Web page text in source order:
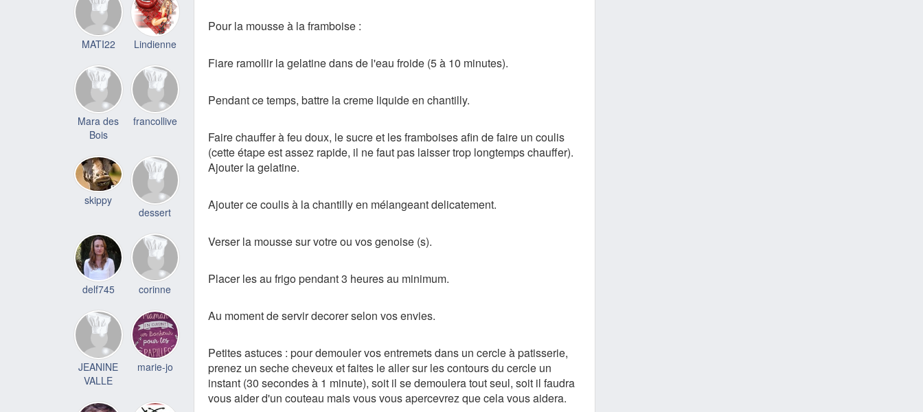
Pour la mousse à la framboise :
Fiare ramollir la gelatine dans de l'eau froide (5 à 10 minutes).
Pendant ce temps, battre la creme liquide en chantilly.
Faire chauffer à feu doux, le sucre et les framboises afin de faire un coulis
(cette étape est assez rapide, il ne faut pas laisser trop longtemps chauffer).
Ajouter la gelatine.
Ajouter ce coulis à la chantilly en mélangeant delicatement.
Verser la mousse sur votre ou vos genoise (s).
Placer les au frigo pendant 3 heures au minimum.
Au moment de servir decorer selon vos envies.
Petites astuces : pour demouler vos entremets dans un cercle à patisserie,
prenez un seche cheveux et faites le aller sur les contours du cercle un
instant (30 secondes à 1 minute), soit il se demoulera tout seul, soit il faudra
vous aider d'un couteau mais vous vous apercevrez que cela vous aidera.
MATI22 Lindienne
Mara des
Bois
francollive
skippy
dessert
delf745 corinne
JEANINE
VALLE
marie-jo